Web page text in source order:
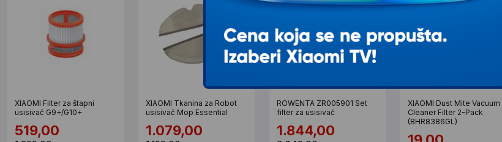
XIAOMI Filter za štapni
usisivač G9+/G10+
519,00
XIAOMI Tkanina za Robot
usisivač Mop Essential
1.079,00
ROWENTA ZR005901 Set
filter za usisivač
1.844,00
XIAOMI Dust Mite Vacuum
Cleaner Filter 2-Pack
(BHR8386GL)